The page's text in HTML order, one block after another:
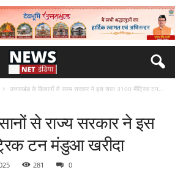
उत्तराखंड के किसानों से राज्य सरकार ने इस साल 3100 मीट्रिक टन...
से राज्य सरकार ने इस
टन मंडुआ खरीदा
281 0